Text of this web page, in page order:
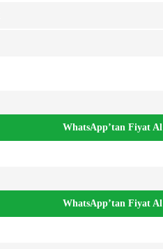
WhatsApp’tan Fiyat Al
WhatsApp’tan Fiyat Al